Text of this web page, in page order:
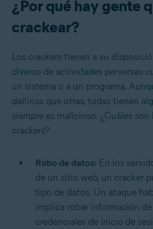
¿Por qué hay gente
crackear?
Los crackers tienen a su
diverso de actividades perversas
un sistema o a un programa.
dañinas que otras, todas tienen
siempre es malicioso. ¿Cuáles
crackers?
Robo de datos: En los
de un sitio web, un cracker
tipo de datos. Un ataque
implica robar información
credenciales de inicio de